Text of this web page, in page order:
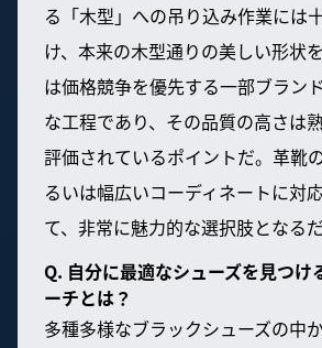
る「木型」への吊り込み作業には
け、本来の木型通りの美しい形状
は価格競争を優先する一部ブラン
な工程であり、その品質の高さは
評価されているポイントだ。革靴
るいは幅広いコーディネートに対
て、非常に魅力的な選択肢となるだ
Q. 自分に最適なシューズを見つけ
ーチとは？
多種多様なブラックシューズの中